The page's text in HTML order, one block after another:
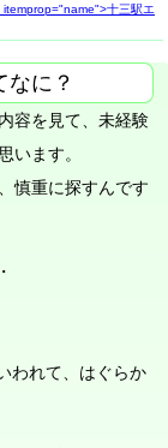
十三駅エ
に？
容を見て、未経験
います。
慎重に探すんです
われて、はぐらか